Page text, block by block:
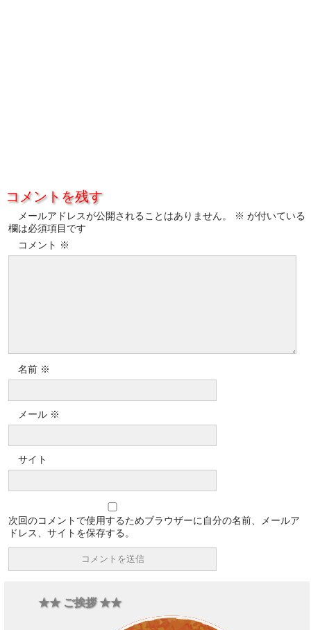
コメントを残す
メールアドレスが公開されることはありません。 ※ が付いている
欄は必須項目です
コメント ※
名前 ※
メール ※
サイト
次回のコメントで使用するためブラウザーに自分の名前、メールア
ドレス、サイトを保存する。
★★ ご挨拶 ★★